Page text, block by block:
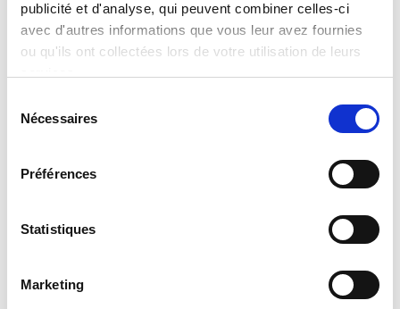
publicité et d'analyse, qui peuvent combiner celles-ci
avec d'autres informations que vous leur avez fournies
ou qu'ils ont collectées lors de votre utilisation de leurs
Nécessaires
Préférences
Statistiques
Marketing
Luxembourg
De 3200 à 3300 euros par mois
INTERIM
05/06/2026
SFTP1114805
E-mail *
pessoais que nos fornece para que possamos entrar em
contacto consigo. Tem direitos sobre esses dados